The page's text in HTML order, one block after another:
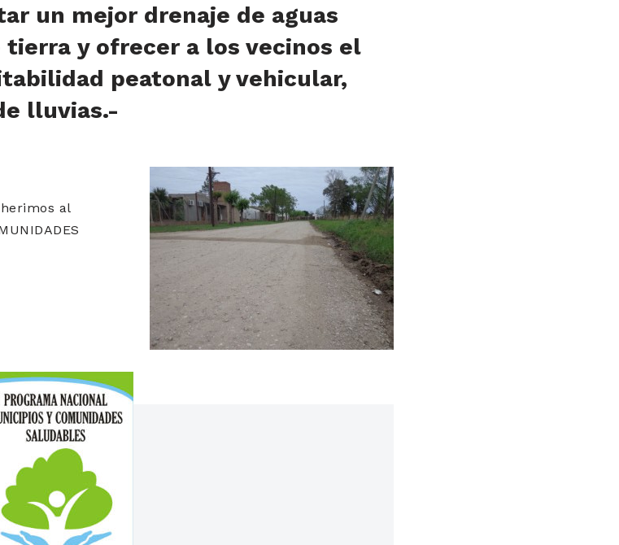
un mejor drenaje de aguas
y ofrecer a los vecinos el
peatonal y vehicular,
lluvias.-
al